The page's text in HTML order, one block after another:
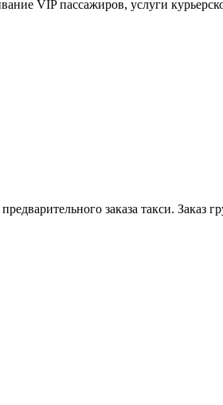
VIP пассажиров, услуги
заказа такси.